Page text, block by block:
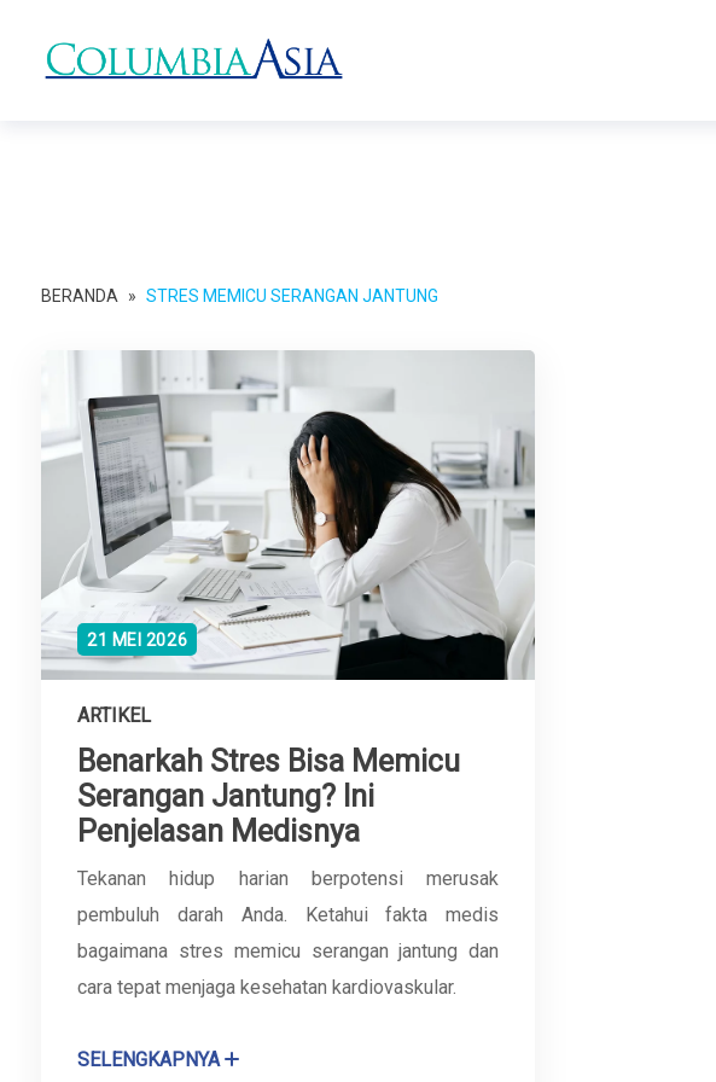
BERANDA » STRES MEMICU SERANGAN JANTUNG
21 MEI 2026
ARTIKEL
Benarkah Stres Bisa Memicu
Serangan Jantung? Ini
Penjelasan Medisnya
Tekanan hidup harian berpotensi merusak
pembuluh darah Anda. Ketahui fakta medis
bagaimana stres memicu serangan jantung dan
cara tepat menjaga kesehatan kardiovaskular.
SELENGKAPNYA